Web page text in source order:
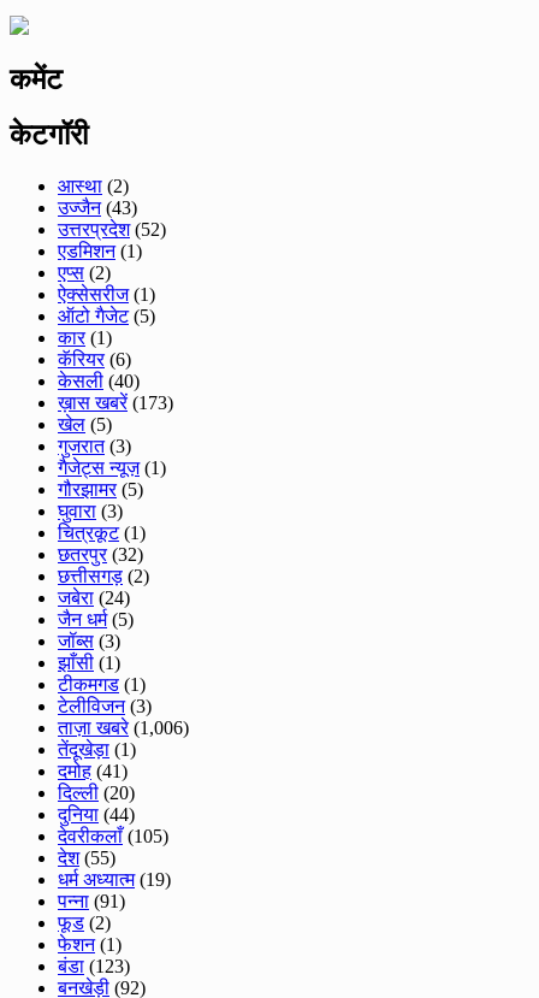
कमेंट
केटगॉरी
आस्था (2)
उज्जैन(43)
उत्तरप्रदेश(52)
एडमिशन(1)
एप्स (2)
ऐक्सेसरीज(1)
ऑटो गैजेट(5)
कार(1)
कॅरियर(6)
केसली (40)
ख़ास खबरें(173)
खेल (5)
गुजरात(3)
गैजेट्स न्यूज़(1)
गौरझामर(5)
घुवारा (3)
चित्रकूट(1)
छतरपुर(32)
छत्तीसगड़ (2)
जबेरा (24)
जैन धर्म(5)
जॉब्स (3)
झाँसी (1)
टीकमगड (1)
टेलीविजन(3)
ताज़ा खबरे(1,006)
तेंदूखेड़ा (1)
दमोह (41)
दिल्ली (20)
दुनिया (44)
देवरीकलाँ(105)
देश(55)
धर्म अध्यात्म(19)
पन्ना (91)
फूड (2)
फेशन(1)
बंडा (123)
बनखेड़ी (92)